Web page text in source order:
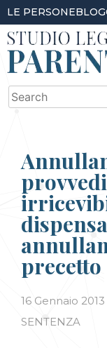
Skip
to
content
LE PERSONEBLOG
Search
for:
precetto
16 Gennaio 2013
SENTENZA